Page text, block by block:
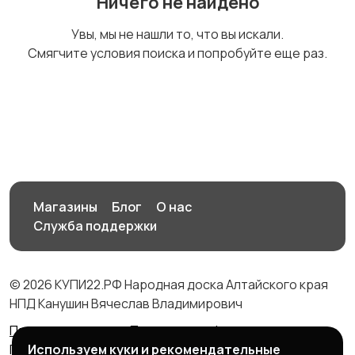
запчастиУвы, мы не нашли то, что вы искали.
Смягчите условия поиска и попробуйте еще раз.
Магазины Блог
О нас
Служба поддержки
© 2026 КУПИ22.РФ Народная доска Алтайского края
НПД Канушин Вячеслав Владимирович
Правила сервиса
Политика конфиденциальности
Политика использования cookie
Используем куки и рекомендательные